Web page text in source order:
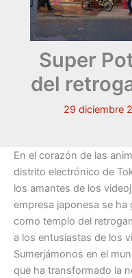
Super
del
29 diciembre
En el corazón de las
distrito electrónico de
los amantes de los
empresa japonesa se
como templo del
a los entusiastas de los
Sumerjámonos en el
que ha transformado la